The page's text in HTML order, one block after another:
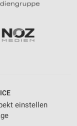
einstellen